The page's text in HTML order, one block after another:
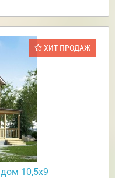
ХИТ ПРОДАЖ
10,5х9